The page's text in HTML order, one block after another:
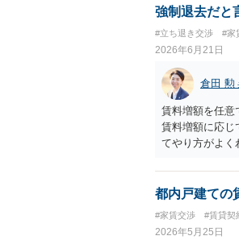
なった場合に十
強制退去だと
#立ち退き交渉 #家
2026年6月21日
倉田 勲
賃料増額を任意
賃料増額に応じ
てやり方がよく
都内戸建ての
#家賃交渉 #賃貸契
2026年5月25日